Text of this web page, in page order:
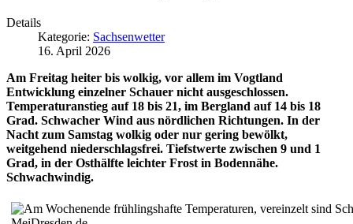
Details
Kategorie: Sachsenwetter
16. April 2026
Am Freitag heiter bis wolkig, vor allem im Vogtland
Entwicklung einzelner Schauer nicht ausgeschlossen.
Temperaturanstieg auf 18 bis 21, im Bergland auf 14 bis 18
Grad. Schwacher Wind aus nördlichen Richtungen. In der
Nacht zum Samstag wolkig oder nur gering bewölkt,
weitgehend niederschlagsfrei. Tiefstwerte zwischen 9 und 1
Grad, in der Osthälfte leichter Frost in Bodennähe.
Schwachwindig.